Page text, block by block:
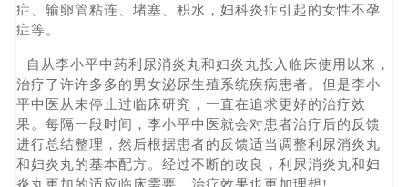
症、输卵管粘连、堵塞、积水，妇科炎症引起的女性不孕
症等。
自从李小平中药利尿消炎丸和妇炎丸投入临床使用以来，
治疗了许许多多的男女泌尿生殖系统疾病患者。但是李小
平中医从未停止过临床研究，一直在追求更好的治疗效
果。每隔一段时间，李小平中医就会对患者治疗后的反馈
进行总结整理，然后根据患者的反馈适当调整利尿消炎丸
和妇炎丸的基本配方。经过不断的改良，利尿消炎丸和妇